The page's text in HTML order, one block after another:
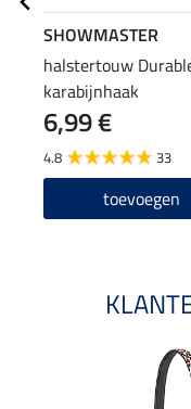
SHOWMASTER
halstertouw
karabijnhaak
6,99 €
4.8 33
toevoegen